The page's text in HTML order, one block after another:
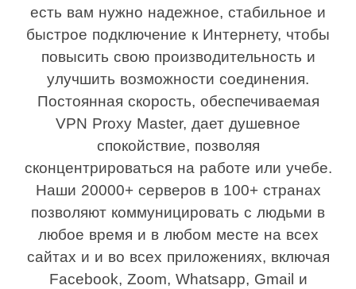
есть вам нужно надежное, стабильное и
быстрое подключение к Интернету, чтобы
повысить свою производительность и
улучшить возможности соединения.
Постоянная скорость, обеспечиваемая
VPN Proxy Master, дает душевное
спокойствие, позволяя
сконцентрироваться на работе или учебе.
Наши 20000+ серверов в 100+ странах
позволяют коммуницировать с людьми в
любое время и в любом месте на всех
сайтах и и во всех приложениях, включая
Facebook, Zoom, Whatsapp, Gmail и